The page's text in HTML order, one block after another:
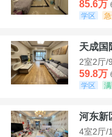
85.6万
学区
天成国
2室2厅/
59.8万
学区
河东新
4室2厅/